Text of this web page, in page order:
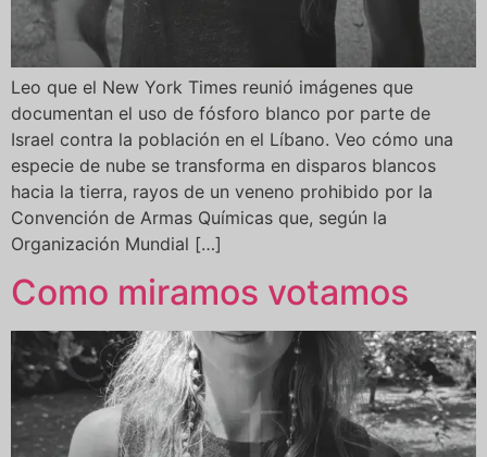
Leo que el New York Times reunió imágenes que
documentan el uso de fósforo blanco por parte de
Israel contra la población en el Líbano. Veo cómo una
especie de nube se transforma en disparos blancos
hacia la tierra, rayos de un veneno prohibido por la
Convención de Armas Químicas que, según la
Organización Mundial […]
Como miramos votamos